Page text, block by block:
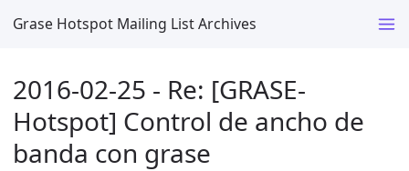
Grase Hotspot Mailing List Archives
2016-02-25 - Re: [GRASE-
Hotspot] Control de ancho de
banda con grase